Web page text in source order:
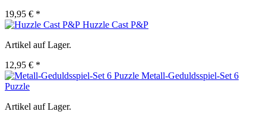
19,95 € *
Huzzle Cast P&P
Artikel auf Lager.
12,95 € *
Metall-Geduldsspiel-Set 6
Puzzle
Artikel auf Lager.